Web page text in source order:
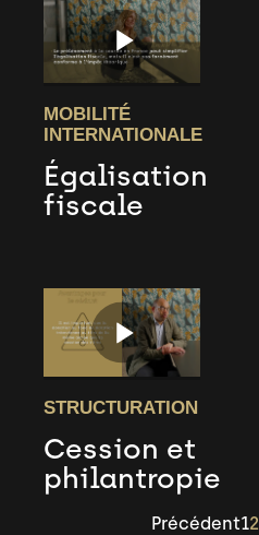
MOBILITÉ
INTERNATIONALE
Égalisation
fiscale
STRUCTURATION
Cession et
philantropie
Précédent12